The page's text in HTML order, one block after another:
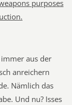
purposes
aus der
anreichern
Nämlich das
Und nu? Isses